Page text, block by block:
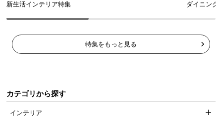
新生活インテリア特集 ダイニング
特集をもっと見る
カテゴリから探す
インテリア